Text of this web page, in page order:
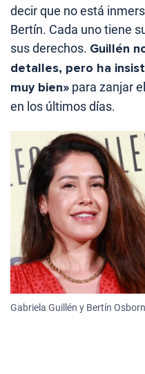
decir que no está
Bertín. Cada uno tiene
sus derechos. Guillén
detalles, pero ha
muy bien» para zanjar
en los últimos días.
Gabriela Guillén y Bertín